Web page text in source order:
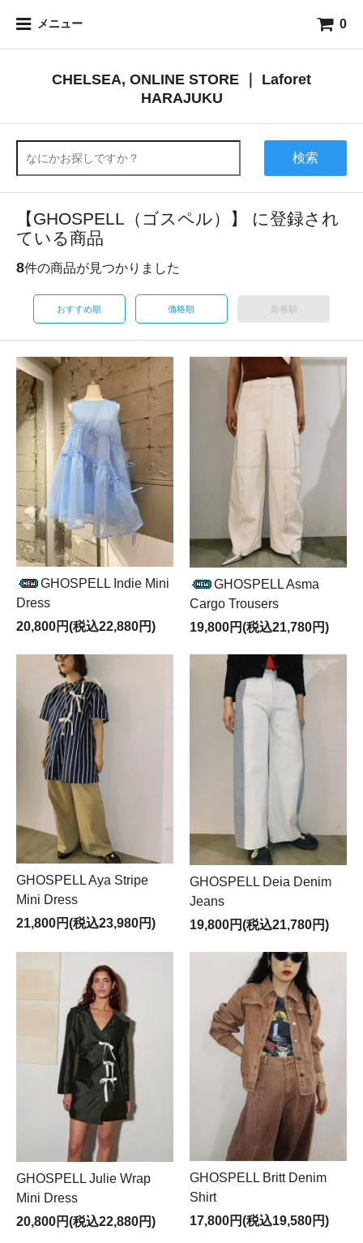
メニュー 0
CHELSEA, ONLINE STORE ｜ Laforet
HARAJUKU
検索
【GHOSPELL（ゴスペル）】 に登録され
ている商品
8件の商品が見つかりました
おすすめ順 価格順 新着順
GHOSPELL Indie Mini
Dress
20,800円(税込22,880円)
GHOSPELL Asma
Cargo Trousers
19,800円(税込21,780円)
GHOSPELL Aya Stripe
Mini Dress
21,800円(税込23,980円)
GHOSPELL Deia Denim
Jeans
19,800円(税込21,780円)
GHOSPELL Julie Wrap
Mini Dress
20,800円(税込22,880円)
GHOSPELL Britt Denim
Shirt
17,800円(税込19,580円)